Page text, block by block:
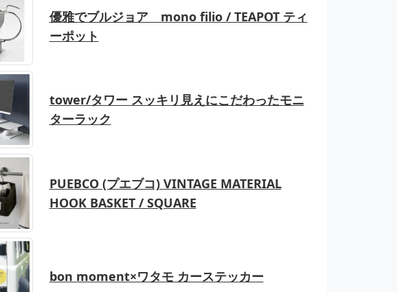
優雅でブルジョア mono filio / TEAPOT ティ
ーポット
tower/タワー スッキリ見えにこだわったモニ
ターラック
PUEBCO (プエブコ) VINTAGE MATERIAL
HOOK BASKET / SQUARE
bon moment×ワタモ カーステッカー